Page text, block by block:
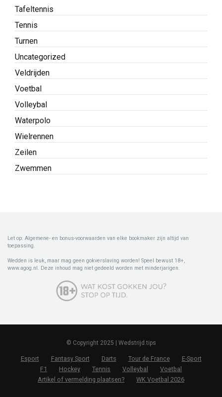
Tafeltennis
Tennis
Turnen
Uncategorized
Veldrijden
Voetbal
Volleybal
Waterpolo
Wielrennen
Zeilen
Zwemmen
Let op: Algemene- en bonus-voorwaarden van elke bookmaker zijn altijd van
toepassing.
Wedden is leuk, maar mag geen gokverslaving worden! Speel bewust 18+,
www.agog.nl. Deze inhoud mag niet gedeeld worden met minderjarigen.
© Copyright 2025 | Wedstrijd.tips
Esport Fantasy Sport Darts Tour de France
E-Sport
F1
Hockey Tennis Volleybal
Voetbal
Artikel of vermelding plaatsen?
WK Voetbal 2026